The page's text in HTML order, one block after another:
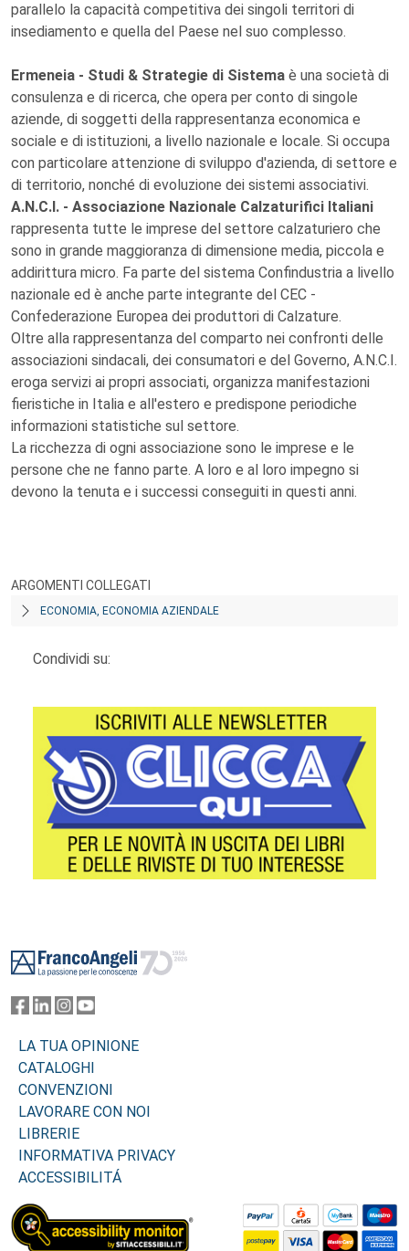
parallelo la capacità competitiva dei singoli territori di
insediamento e quella del Paese nel suo complesso.
Ermeneia - Studi & Strategie di Sistema è una società di
consulenza e di ricerca, che opera per conto di singole
aziende, di soggetti della rappresentanza economica e
sociale e di istituzioni, a livello nazionale e locale. Si occupa
con particolare attenzione di sviluppo d'azienda, di settore e
di territorio, nonché di evoluzione dei sistemi associativi.
A.N.C.I. - Associazione Nazionale Calzaturifici Italiani
rappresenta tutte le imprese del settore calzaturiero che
sono in grande maggioranza di dimensione media, piccola e
addirittura micro. Fa parte del sistema Confindustria a livello
nazionale ed è anche parte integrante del CEC -
Confederazione Europea dei produttori di Calzature.
Oltre alla rappresentanza del comparto nei confronti delle
associazioni sindacali, dei consumatori e del Governo, A.N.C.I.
eroga servizi ai propri associati, organizza manifestazioni
fieristiche in Italia e all'estero e predispone periodiche
informazioni statistiche sul settore.
La ricchezza di ogni associazione sono le imprese e le
persone che ne fanno parte. A loro e al loro impegno si
devono la tenuta e i successi conseguiti in questi anni.
ARGOMENTI COLLEGATI
ECONOMIA, ECONOMIA AZIENDALE
Condividi su:
LA TUA OPINIONE
CATALOGHI
CONVENZIONI
LAVORARE CON NOI
LIBRERIE
INFORMATIVA PRIVACY
ACCESSIBILITÁ